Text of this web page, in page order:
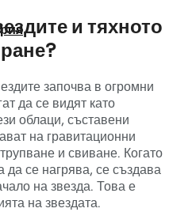
и тяхното
започва в огромни
да се видят като
облаци, съставени
на гравитационни
и свиване. Когато
да се нагрява, се създава
на звезда. Това е
на звездата.